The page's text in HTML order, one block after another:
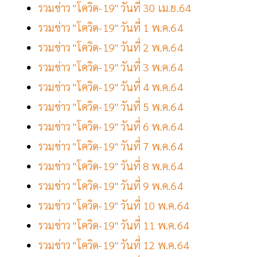
รวมข่าว "โควิด-19" วันที่ 30 เม.ย.64
รวมข่าว "โควิด-19" วันที่ 1 พ.ค.64
รวมข่าว "โควิด-19" วันที่ 2 พ.ค.64
รวมข่าว "โควิด-19" วันที่ 3 พ.ค.64
รวมข่าว "โควิด-19" วันที่ 4 พ.ค.64
รวมข่าว "โควิด-19" วันที่ 5 พ.ค.64
รวมข่าว "โควิด-19" วันที่ 6 พ.ค.64
รวมข่าว "โควิด-19" วันที่ 7 พ.ค.64
รวมข่าว "โควิด-19" วันที่ 8 พ.ค.64
รวมข่าว "โควิด-19" วันที่ 9 พ.ค.64
รวมข่าว "โควิด-19" วันที่ 10 พ.ค.64
รวมข่าว "โควิด-19" วันที่ 11 พ.ค.64
รวมข่าว "โควิด-19" วันที่ 12 พ.ค.64